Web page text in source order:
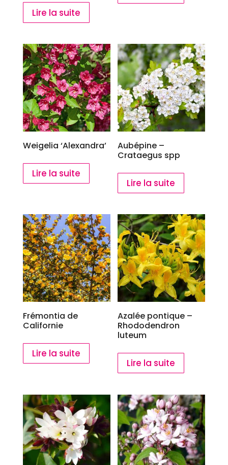
Lire la suite
Weigelia ‘Alexandra’
Lire la suite
Aubépine –
Crataegus spp
Lire la suite
Frémontia de
Californie
Lire la suite
Azalée pontique –
Rhododendron
luteum
Lire la suite